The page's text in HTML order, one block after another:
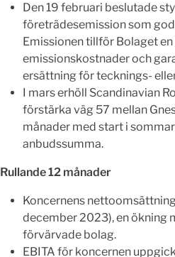
Den 19 februari beslutade
företrädesemission som
Emissionen tillför Bolaget
emissionskostnader och
ersättning för tecknings-
I mars erhöll Scandinavian
förstärka väg 57 mellan
månader med start i
anbudssumma.
Rullande 12 månader
Koncernens
december 2023), en ökning
förvärvade bolag.
EBITA för koncernen